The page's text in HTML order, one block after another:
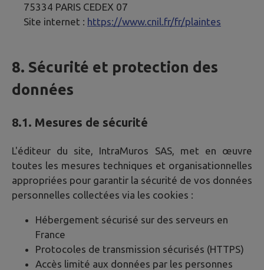
75334 PARIS CEDEX 07
Site internet : https://www.cnil.fr/fr/plaintes
8. Sécurité et protection des
données
8.1. Mesures de sécurité
L'éditeur du site, IntraMuros SAS, met en œuvre
toutes les mesures techniques et organisationnelles
appropriées pour garantir la sécurité de vos données
personnelles collectées via les cookies :
Hébergement sécurisé sur des serveurs en
France
Protocoles de transmission sécurisés (HTTPS)
Accès limité aux données par les personnes